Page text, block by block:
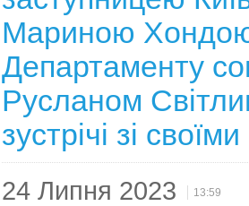
Мариною
Департаменту
Русланом
зустрічі зі
24 Липня 2023 13:59